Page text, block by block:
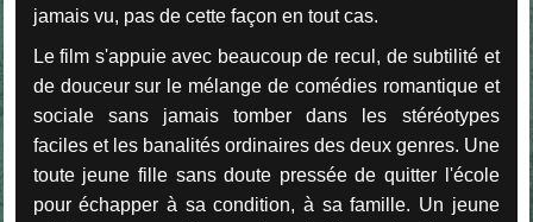
jamais vu, pas de cette façon en tout cas.
Le film s'appuie avec beaucoup de recul, de subtilité et
de douceur sur le mélange de comédies romantique et
sociale sans jamais tomber dans les stéréotypes
faciles et les banalités ordinaires des deux genres. Une
toute jeune fille sans doute pressée de quitter l'école
pour échapper à sa condition, à sa famille. Un jeune